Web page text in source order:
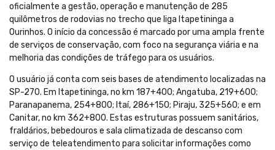
oficialmente a gestão, operação e manutenção de 285
quilômetros de rodovias no trecho que liga Itapetininga a
Ourinhos. O início da concessão é marcado por uma ampla frente
de serviços de conservação, com foco na segurança viária e na
melhoria das condições de tráfego para os usuários.
O usuário já conta com seis bases de atendimento localizadas na
SP-270. Em Itapetininga, no km 187+400; Angatuba, 219+600;
Paranapanema, 254+800; Itaí, 286+150; Piraju, 325+560; e em
Canitar, no km 362+800. Estas estruturas possuem sanitários,
fraldários, bebedouros e sala climatizada de descanso com
serviço de teleatendimento para solicitar informações como